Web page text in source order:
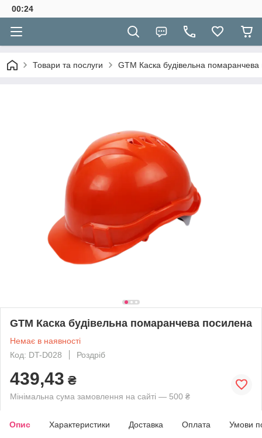
00:24
Товари та послуги GTM Каска будівельна
GTM Каска будівельна помаранчева посилена
Немає в наявності
Код: DT-D028
Роздріб
439,43 ₴
Мінімальна сума замовлення на сайті — 500 ₴
Опис Характеристики Доставка Оплата Умови